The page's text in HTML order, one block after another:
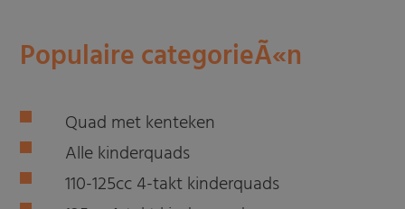
Populaire categorieÃ«n
Quad met kenteken
Alle kinderquads
110-125cc 4-takt kinderquads